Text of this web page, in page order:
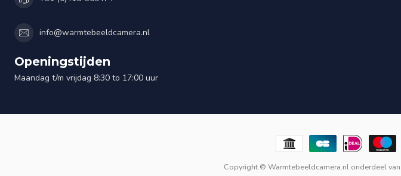
info@warmtebeeldcamera.nl
Openingstijden
Maandag t/m vrijdag 8:30 to 17:00 uur
Copyright © Warmtebeeldcamera.nl onderdeel van